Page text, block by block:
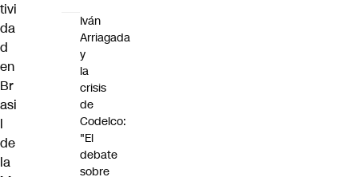
tivi
da
d
en
Br
asi
l
de
la
Iván
Arriagada
y
la
crisis
de
Codelco:
"El
debate
sobre